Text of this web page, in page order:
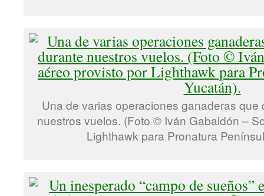
Una de varias operaciones ganaderas
nuestros vuelos. (Foto © Iván Gabaldón –
Lighthawk para Pronatura